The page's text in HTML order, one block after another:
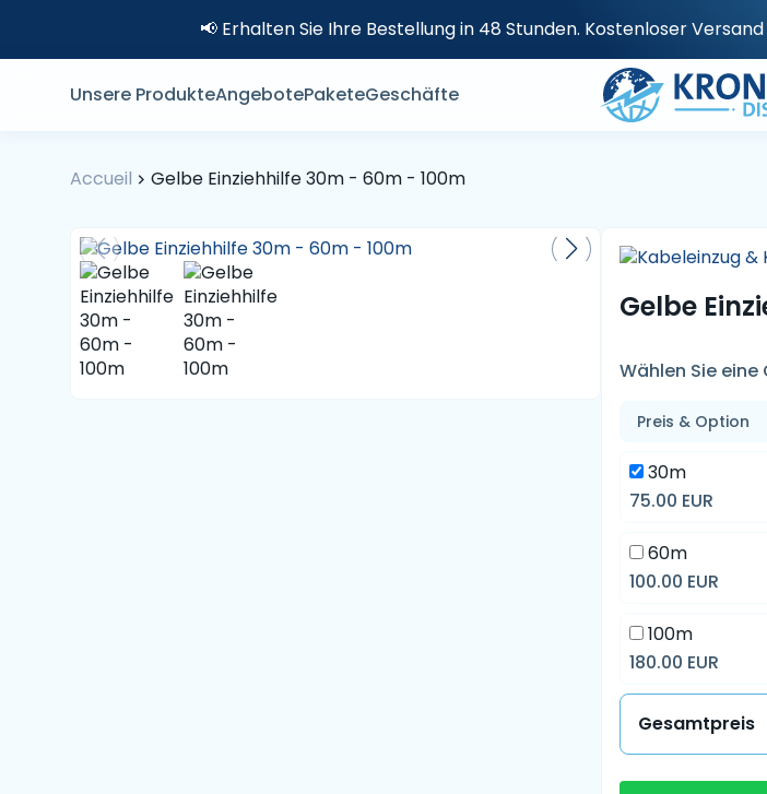
📢 Erhalten Sie Ihre Bestellung in 48 Stunden. Kostenloser
Unsere ProdukteAngebotePaketeGeschäfte
Accueil Gelbe Einziehhilfe 30m - 60m - 100m
Gelbe
Wählen Sie
Preis & Option
30m
75.00 EUR
60m
100.00 EUR
100m
180.00 EUR
Gesamtpreis